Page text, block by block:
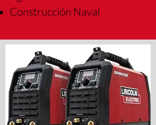
Construcción Naval